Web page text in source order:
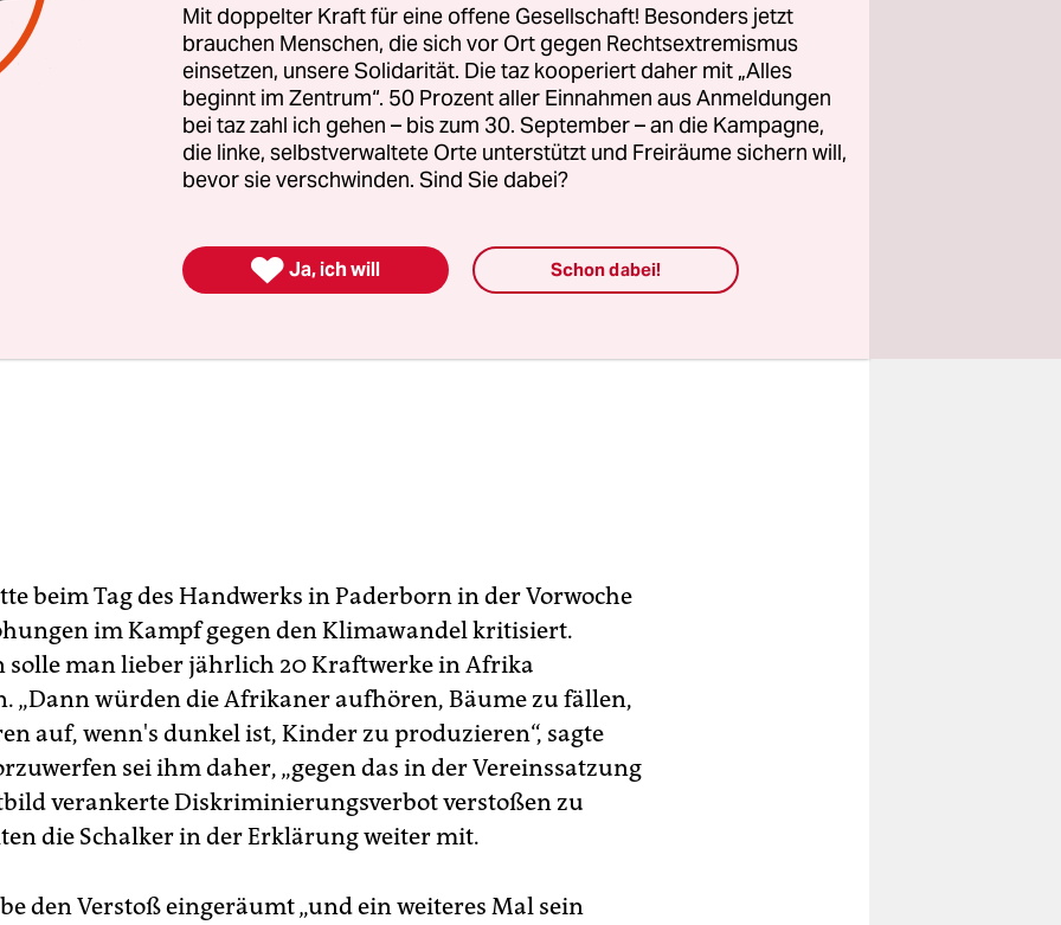
kam jedoch zu dem Ergebnis, „dass der gegen den
des S04, Clemens Tönnies, erhobene
Rassismus unbegründet ist“, wie es in der Mitteilung hieß.
beim Tag des Handwerks in Paderborn in der Vorwoche
im Kampf gegen den Klimawandel kritisiert.
solle man lieber jährlich 20 Kraftwerke in Afrika
„Dann würden die Afrikaner aufhören, Bäume zu fällen,
auf, wenn's dunkel ist, Kinder zu produzieren“, sagte
sei ihm daher, „gegen das in der Vereinssatzung
verankerte Diskriminierungsverbot verstoßen zu
die Schalker in der Erklärung weiter mit.
den Verstoß eingeräumt „und ein weiteres Mal sein
Mit doppelter Kraft für eine offene Gesellschaft! Besonders jetzt
brauchen Menschen, die sich vor Ort gegen Rechtsextremismus
einsetzen, unsere Solidarität. Die taz kooperiert daher mit „Alles
beginnt im Zentrum“. 50 Prozent aller Einnahmen aus Anmeldungen
bei taz zahl ich gehen – bis zum 30. September – an die Kampagne,
die linke, selbstverwaltete Orte unterstützt und Freiräume sichern will,
bevor sie verschwinden. Sind Sie dabei?
 Ja, ich will Schon dabei!